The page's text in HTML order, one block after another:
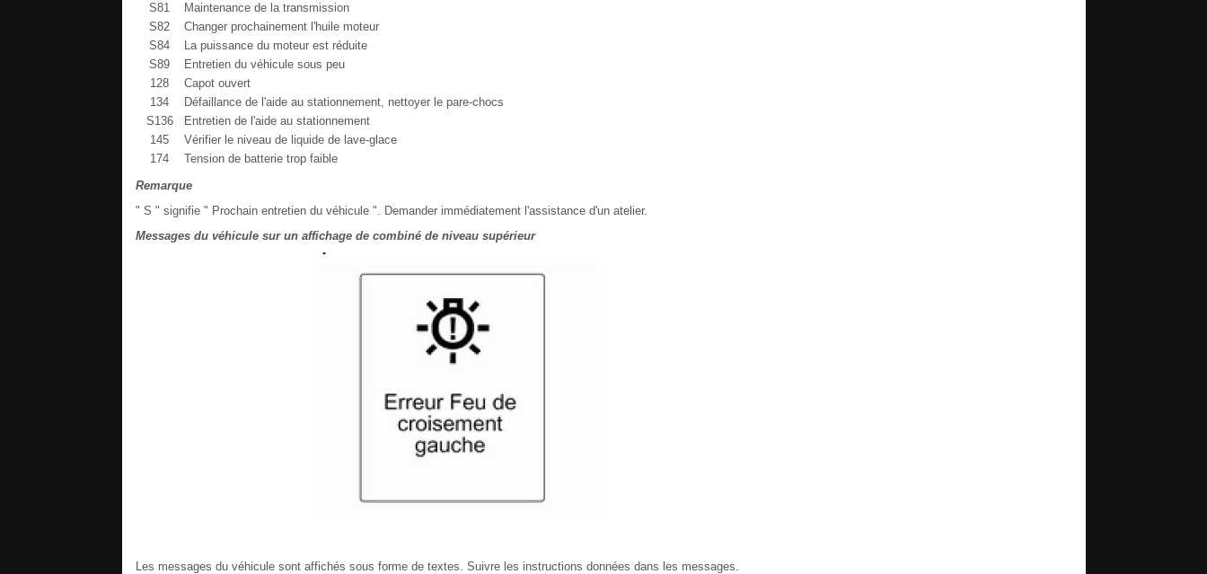
S81
Maintenance de la transmission
S82
Changer prochainement l'huile moteur
S84
La puissance du moteur est réduite
S89
Entretien du véhicule sous peu
128
Capot ouvert
134
Défaillance de l'aide au stationnement, nettoyer le pare-chocs
S136
Entretien de l'aide au stationnement
145
Vérifier le niveau de liquide de lave-glace
174
Tension de batterie trop faible
Remarque
" S " signifie " Prochain entretien du véhicule ". Demander immédiatement l'assistance d'un atelier.
Messages du véhicule sur un affichage de combiné de niveau supérieur
Les messages du véhicule sont affichés sous forme de textes. Suivre les instructions données dans les messages.